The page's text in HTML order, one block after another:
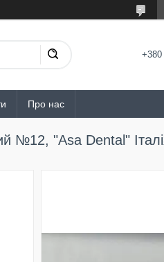
+380
Про нас
№12, "Asa Dental"